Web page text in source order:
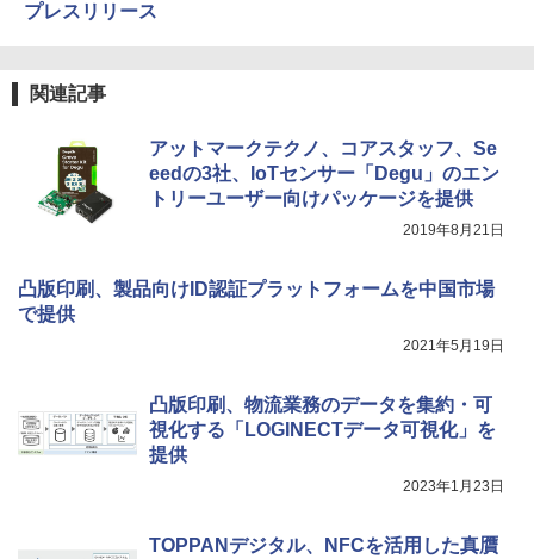
プレスリリース
関連記事
アットマークテクノ、コアスタッフ、Se
eedの3社、IoTセンサー「Degu」のエン
トリーユーザー向けパッケージを提供
2019年8月21日
凸版印刷、製品向けID認証プラットフォームを中国市場
で提供
2021年5月19日
凸版印刷、物流業務のデータを集約・可
視化する「LOGINECTデータ可視化」を
提供
2023年1月23日
TOPPANデジタル、NFCを活用した真贋